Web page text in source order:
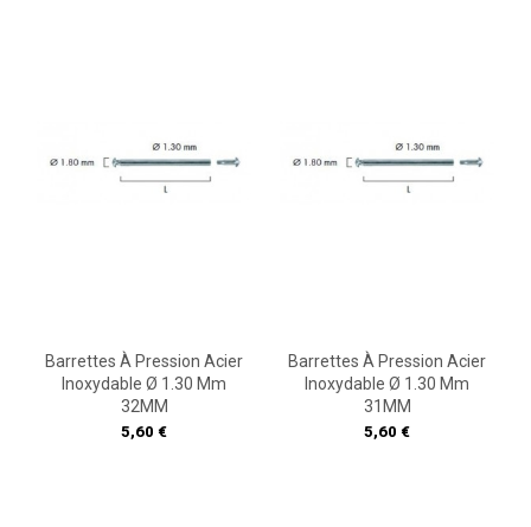
Barrettes À Pression Acier
Inoxydable Ø 1.30 Mm
32MM
Prix
5,60 €
Barrettes À Pression Acier
Inoxydable Ø 1.30 Mm
31MM
Prix
5,60 €